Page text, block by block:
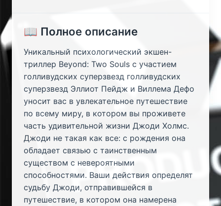
📖 Полное описание
Уникальный психологический экшен-
триллер Beyond: Two Souls с участием
голливудских суперзвезд голливудских
суперзвезд Эллиот Пейдж и Виллема Дефо
уносит вас в увлекательное путешествие
по всему миру, в котором вы проживете
часть удивительной жизни Джоди Холмс.
Джоди не такая как все: с рождения она
обладает связью с таинственным
существом с невероятными
способностями. Ваши действия определят
судьбу Джоди, отправившейся в
путешествие, в котором она намерена